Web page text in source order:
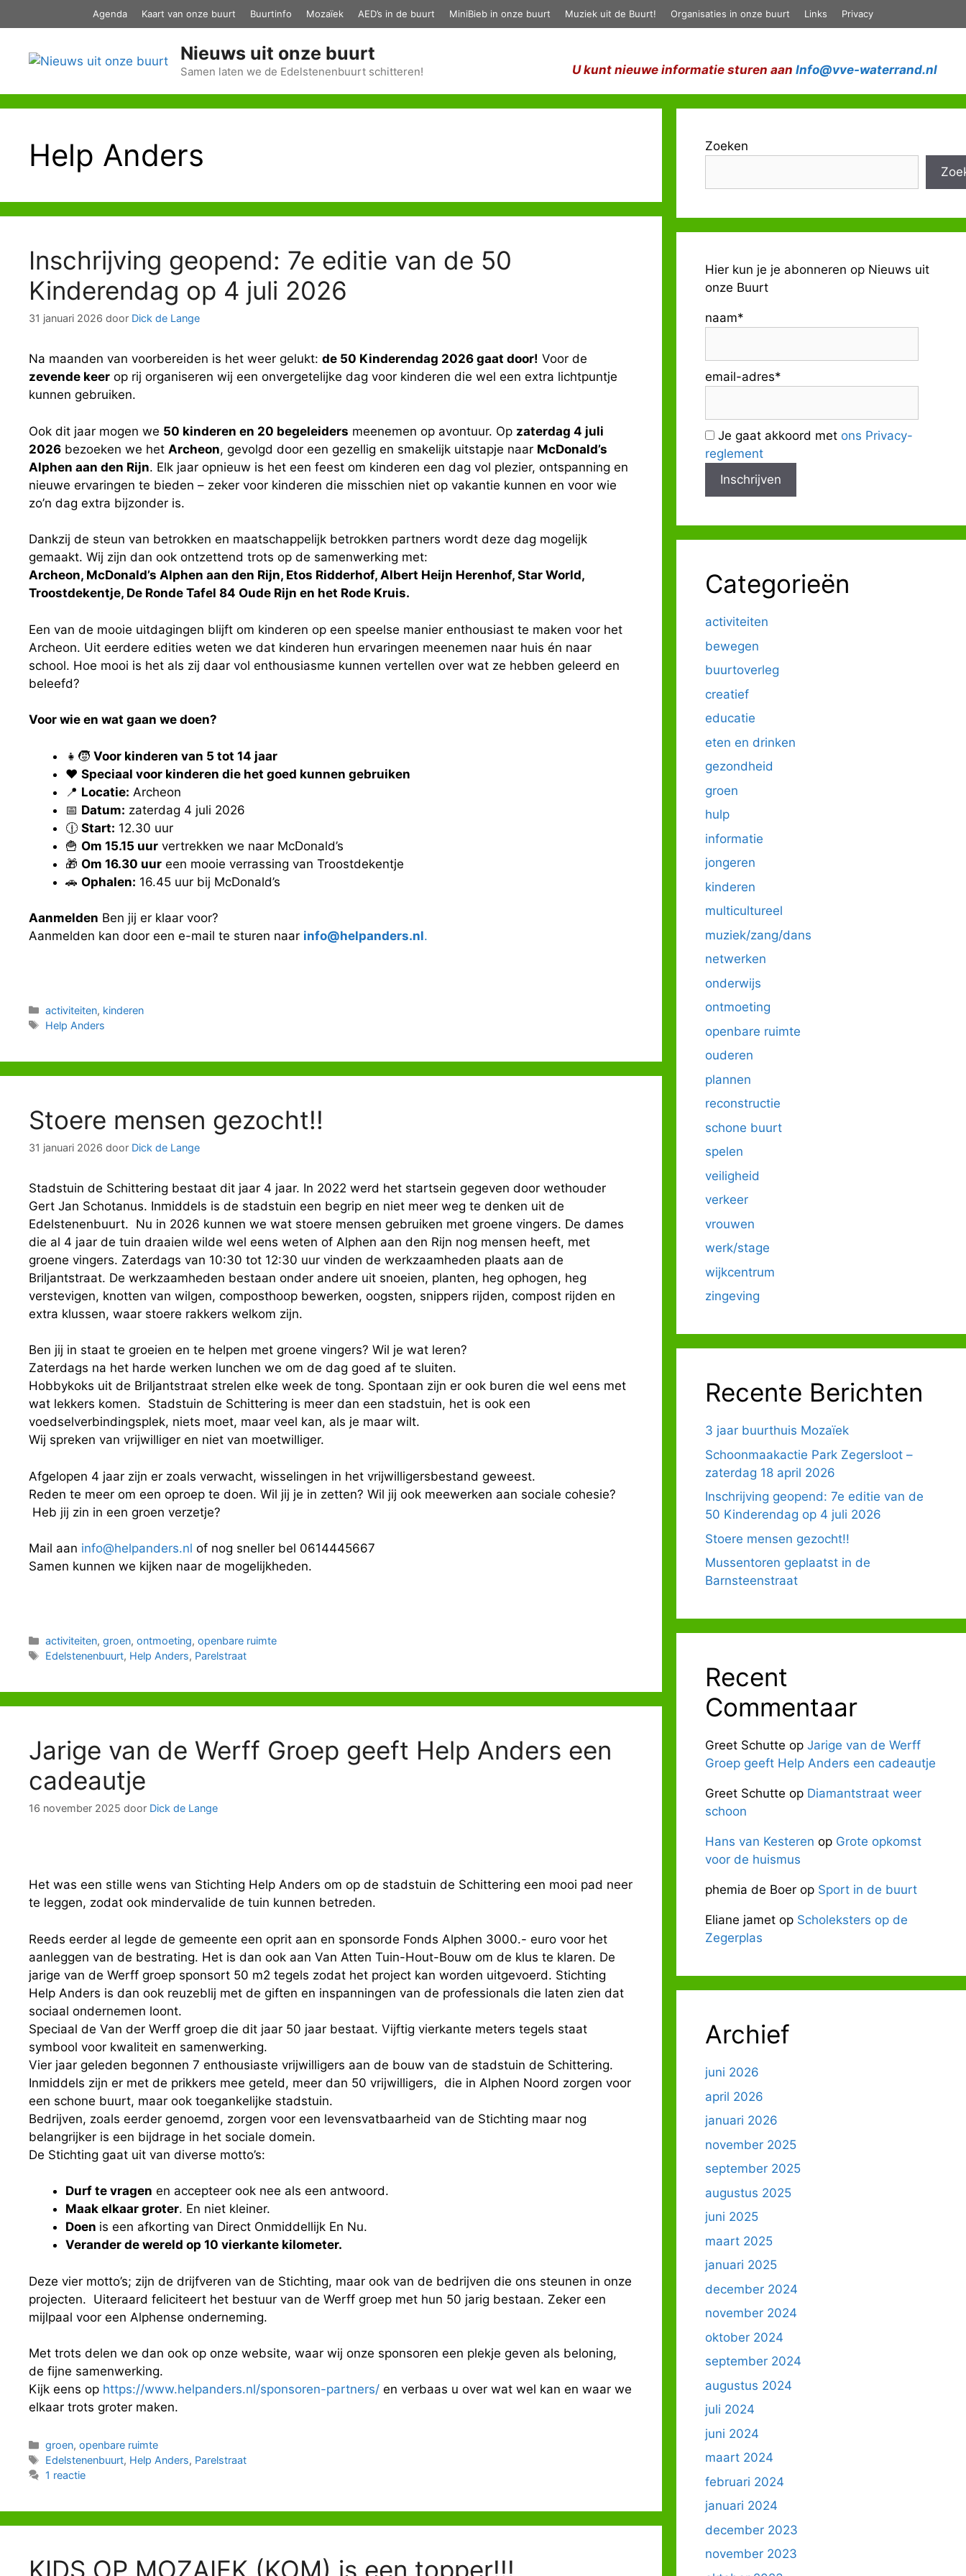
naar
inhoud
Agenda Kaart van onze buurt Buurtinfo Mozaïek AED’s in de buurt MiniBieb in onze buurt Muziek uit de Buurt! Organisaties in onze buurt Links Privacy
Nieuws uit onze buurt
Samen laten we de Edelstenenbuurt schitteren! U kunt nieuwe informatie sturen aan Info@vve-waterrand.nl
Help Anders
Inschrijving geopend: 7e editie van de 50
Kinderendag op 4 juli 2026
31 januari 2026 door Dick de Lange
Na maanden van voorbereiden is het weer gelukt: de 50 Kinderendag 2026 gaat door! Voor de
zevende keer op rij organiseren wij een onvergetelijke dag voor kinderen die wel een extra lichtpuntje
kunnen gebruiken.
Ook dit jaar mogen we 50 kinderen en 20 begeleiders meenemen op avontuur. Op zaterdag 4 juli
2026 bezoeken we het Archeon, gevolgd door een gezellig en smakelijk uitstapje naar McDonald’s
Alphen aan den Rijn. Elk jaar opnieuw is het een feest om kinderen een dag vol plezier, ontspanning en
nieuwe ervaringen te bieden – zeker voor kinderen die misschien niet op vakantie kunnen en voor wie
zo’n dag extra bijzonder is.
Dankzij de steun van betrokken en maatschappelijk betrokken partners wordt deze dag mogelijk
gemaakt. Wij zijn dan ook ontzettend trots op de samenwerking met:
Archeon, McDonald’s Alphen aan den Rijn, Etos Ridderhof, Albert Heijn Herenhof, Star World,
Troostdekentje, De Ronde Tafel 84 Oude Rijn en het Rode Kruis.
Een van de mooie uitdagingen blijft om kinderen op een speelse manier enthousiast te maken voor het
Archeon. Uit eerdere edities weten we dat kinderen hun ervaringen meenemen naar huis én naar
school. Hoe mooi is het als zij daar vol enthousiasme kunnen vertellen over wat ze hebben geleerd en
beleefd?
Voor wie en wat gaan we doen?
👧🧒 Voor kinderen van 5 tot 14 jaar
❤️ Speciaal voor kinderen die het goed kunnen gebruiken
📍 Locatie: Archeon
📅 Datum: zaterdag 4 juli 2026
🕧 Start: 12.30 uur
🍟 Om 15.15 uur vertrekken we naar McDonald’s
🎁 Om 16.30 uur een mooie verrassing van Troostdekentje
🚗 Ophalen: 16.45 uur bij McDonald’s
Aanmelden Ben jij er klaar voor?
Aanmelden kan door een e-mail te sturen naar info@helpanders.nl.
Categorieën
activiteiten, kinderen
Tags
Help Anders
Stoere mensen gezocht!!
31 januari 2026 door Dick de Lange
Stadstuin de Schittering bestaat dit jaar 4 jaar. In 2022 werd het startsein gegeven door wethouder
Gert Jan Schotanus. Inmiddels is de stadstuin een begrip en niet meer weg te denken uit de
Edelstenenbuurt. Nu in 2026 kunnen we wat stoere mensen gebruiken met groene vingers. De dames
die al 4 jaar de tuin draaien wilde wel eens weten of Alphen aan den Rijn nog mensen heeft, met
groene vingers. Zaterdags van 10:30 tot 12:30 uur vinden de werkzaamheden plaats aan de
Briljantstraat. De werkzaamheden bestaan onder andere uit snoeien, planten, heg ophogen, heg
verstevigen, knotten van wilgen, composthoop bewerken, oogsten, snippers rijden, compost rijden en
extra klussen, waar stoere rakkers welkom zijn.
Ben jij in staat te groeien en te helpen met groene vingers? Wil je wat leren?
Zaterdags na het harde werken lunchen we om de dag goed af te sluiten.
Hobbykoks uit de Briljantstraat strelen elke week de tong. Spontaan zijn er ook buren die wel eens met
wat lekkers komen. Stadstuin de Schittering is meer dan een stadstuin, het is ook een
voedselverbindingsplek, niets moet, maar veel kan, als je maar wilt.
Wij spreken van vrijwilliger en niet van moetwilliger.
Afgelopen 4 jaar zijn er zoals verwacht, wisselingen in het vrijwilligersbestand geweest.
Reden te meer om een oproep te doen. Wil jij je in zetten? Wil jij ook meewerken aan sociale cohesie?
Heb jij zin in een groen verzetje?
Mail aan info@helpanders.nl of nog sneller bel 0614445667
Samen kunnen we kijken naar de mogelijkheden.
Categorieën
activiteiten,groen,ontmoeting,openbare ruimte
Tags
Edelstenenbuurt, Help Anders, Parelstraat
Jarige van de Werff Groep geeft Help Anders een
cadeautje
16 november 2025 door Dick de Lange
Het was een stille wens van Stichting Help Anders om op de stadstuin de Schittering een mooi pad neer
te leggen, zodat ook mindervalide de tuin kunnen betreden.
Reeds eerder al legde de gemeente een oprit aan en sponsorde Fonds Alphen 3000.- euro voor het
aanleggen van de bestrating. Het is dan ook aan Van Atten Tuin-Hout-Bouw om de klus te klaren. De
jarige van de Werff groep sponsort 50 m2 tegels zodat het project kan worden uitgevoerd. Stichting
Help Anders is dan ook reuzeblij met de giften en inspanningen van de professionals die laten zien dat
sociaal ondernemen loont.
Speciaal de Van der Werff groep die dit jaar 50 jaar bestaat. Vijftig vierkante meters tegels staat
symbool voor kwaliteit en samenwerking.
Vier jaar geleden begonnen 7 enthousiaste vrijwilligers aan de bouw van de stadstuin de Schittering.
Inmiddels zijn er met de prikkers mee geteld, meer dan 50 vrijwilligers, die in Alphen Noord zorgen voor
een schone buurt, maar ook toegankelijke stadstuin.
Bedrijven, zoals eerder genoemd, zorgen voor een levensvatbaarheid van de Stichting maar nog
belangrijker is een bijdrage in het sociale domein.
De Stichting gaat uit van diverse motto’s:
Durf te vragen en accepteer ook nee als een antwoord.
Maak elkaar groter. En niet kleiner.
Doen is een afkorting van Direct Onmiddellijk En Nu.
Verander de wereld op 10 vierkante kilometer.
Deze vier motto’s; zijn de drijfveren van de Stichting, maar ook van de bedrijven die ons steunen in onze
projecten. Uiteraard feliciteert het bestuur van de Werff groep met hun 50 jarig bestaan. Zeker een
mijlpaal voor een Alphense onderneming.
Met trots delen we dan ook op onze website, waar wij onze sponsoren een plekje geven als beloning,
de fijne samenwerking.
Kijk eens op https://www.helpanders.nl/sponsoren-partners/ en verbaas u over wat wel kan en waar we
elkaar trots groter maken.
Categorieën
groen,openbare ruimte
Tags
Edelstenenbuurt, Help Anders, Parelstraat
1 reactie
KIDS OP MOZAIEK (KOM) is een topper!!!
Zoeken
Hier kun je je abonneren op Nieuws uit
onze Buurt
naam*
email-adres*
Je gaat akkoord met ons Privacy-
reglement
Categorieën
activiteiten
bewegen
buurtoverleg
creatief
educatie
eten en drinken
gezondheid
groen
hulp
informatie
jongeren
kinderen
multicultureel
muziek/zang/dans
netwerken
onderwijs
ontmoeting
openbare ruimte
ouderen
plannen
reconstructie
schone buurt
spelen
veiligheid
verkeer
vrouwen
werk/stage
wijkcentrum
zingeving
Recente Berichten
3 jaar buurthuis Mozaïek
Schoonmaakactie Park Zegersloot –
zaterdag 18 april 2026
Inschrijving geopend: 7e editie van de
50 Kinderendag op 4 juli 2026
Stoere mensen gezocht!!
Mussentoren geplaatst in de
Barnsteenstraat
Recent
Commentaar
Greet Schutte op Jarige van de Werff
Groep geeft Help Anders een cadeautje
Greet Schutte op Diamantstraat weer
schoon
Hans van Kesteren op Grote opkomst
voor de huismus
phemia de Boerop Sport in de buurt
Eliane jametop Scholeksters op de
Zegerplas
Archief
juni 2026
april 2026
januari 2026
november 2025
september 2025
augustus 2025
juni 2025
maart 2025
januari 2025
december 2024
november 2024
oktober 2024
september 2024
augustus 2024
juli 2024
juni 2024
maart 2024
februari 2024
januari 2024
december 2023
november 2023